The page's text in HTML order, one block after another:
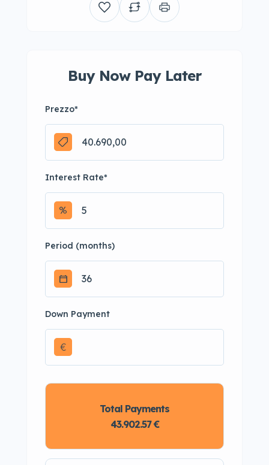
Buy Now Pay Later
Prezzo*
Interest Rate*
Period (months)
Down Payment
€
Total Payments
43.902.57 €